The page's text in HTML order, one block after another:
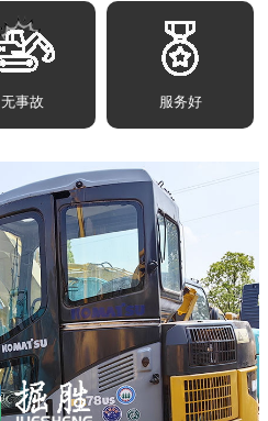
无事故 服务好